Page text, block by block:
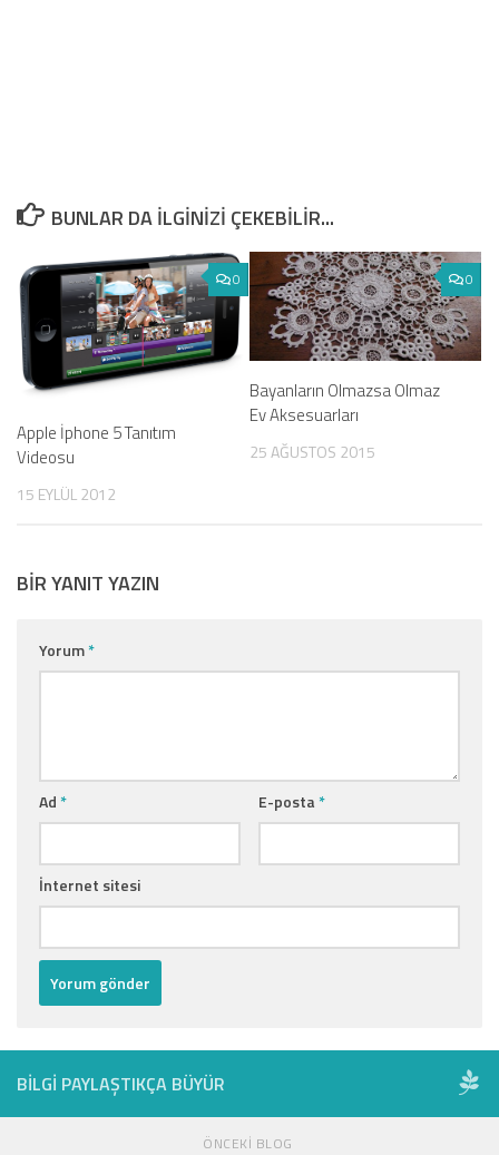
BUNLAR DA ILGINIZI ÇEKEBILIR...
0
Apple İphone 5 Tanıtım
Videosu
15 EYLÜL 2012
0
Bayanların Olmazsa Olmaz
Ev Aksesuarları
25 AĞUSTOS 2015
BIR YANIT YAZIN
Yorum*
Ad* E-posta*
İnternet sitesi
BILGI PAYLAŞTIKÇA BÜYÜR
ÖNCEKI BLOG